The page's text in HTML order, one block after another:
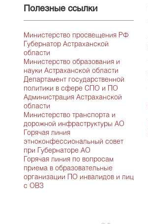
Полезные ссылки
Министерство просвещения РФ
Губернатор Астраханской
области
Министерство образования и
науки Астраханской области
Департамент государственной
политики в сфере СПО и ПО
Администрация Астраханской
области
Министерство транспорта и
дорожной инфраструктуры АО
Горячая линия
этноконфессиональный совет
при Губернаторе АО
Горячая линия по вопросам
приема в образовательные
организации ПО инвалидов и лиц
с ОВЗ